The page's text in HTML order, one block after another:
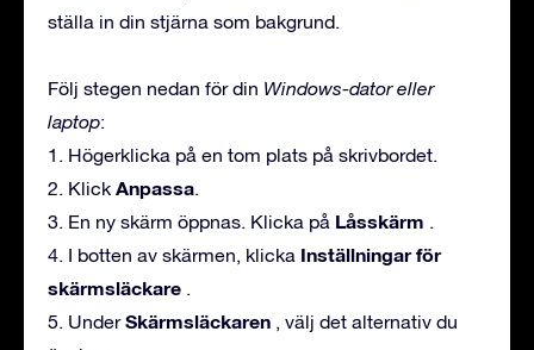
ställa in din stjärna som bakgrund.
Följ stegen nedan för din Windows-dator eller
laptop:
1. Högerklicka på en tom plats på skrivbordet.
2. Klick Anpassa
3. En ny skärm öppnas. Klicka på Låsskärm
4. I botten av skärmen, klicka Inställningar för
skärmsläckare
5. UnderSkärmsläckaren
, välj det alternativ du